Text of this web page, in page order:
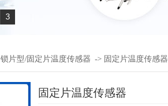
3
锁片型/固定片温度传感器 -> 固定片温度传感器
固定片温度传感器